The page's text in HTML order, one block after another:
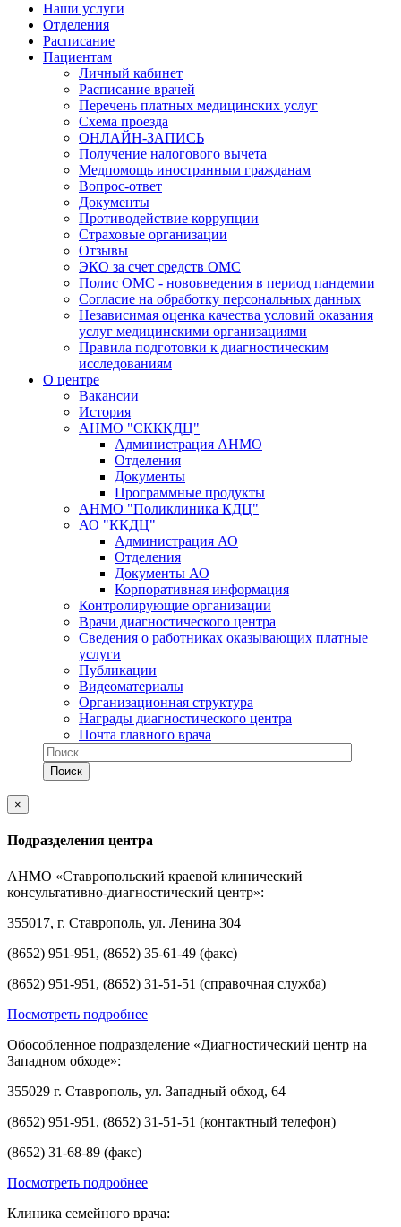
Наши услуги
Отделения
Расписание
Пациентам
Личный кабинет
Расписание врачей
Перечень платных медицинских услуг
Схема проезда
ОНЛАЙН-ЗАПИСЬ
Получение налогового вычета
Медпомощь иностранным гражданам
Вопрос-ответ
Документы
Противодействие коррупции
Страховые организации
Отзывы
ЭКО за счет средств ОМС
Полис ОМС - нововведения в период пандемии
Согласие на обработку персональных данных
Независимая оценка качества условий оказания
услуг медицинскими организациями
Правила подготовки к диагностическим
исследованиям
О центре
Вакансии
История
АНМО "СКККДЦ"
Администрация АНМО
Отделения
Документы
Программные продукты
АНМО "Поликлиника КДЦ"
АО "ККДЦ"
Администрация АО
Отделения
Документы АО
Корпоративная информация
Контролирующие организации
Врачи диагностического центра
Сведения о работниках оказывающих платные
услуги
Публикации
Видеоматериалы
Организационная структура
Награды диагностического центра
Почта главного врача
×
Подразделения центра
АНМО «Ставропольский краевой клинический
консультативно-диагностический центр»:
355017, г. Ставрополь, ул. Ленина 304
(8652) 951-951, (8652) 35-61-49 (факс)
(8652) 951-951, (8652) 31-51-51 (справочная служба)
Посмотреть подробнее
Обособленное подразделение «Диагностический центр на
Западном обходе»:
355029 г. Ставрополь, ул. Западный обход, 64
(8652) 951-951, (8652) 31-51-51 (контактный телефон)
(8652) 31-68-89 (факс)
Посмотреть подробнее
Клиника семейного врача: